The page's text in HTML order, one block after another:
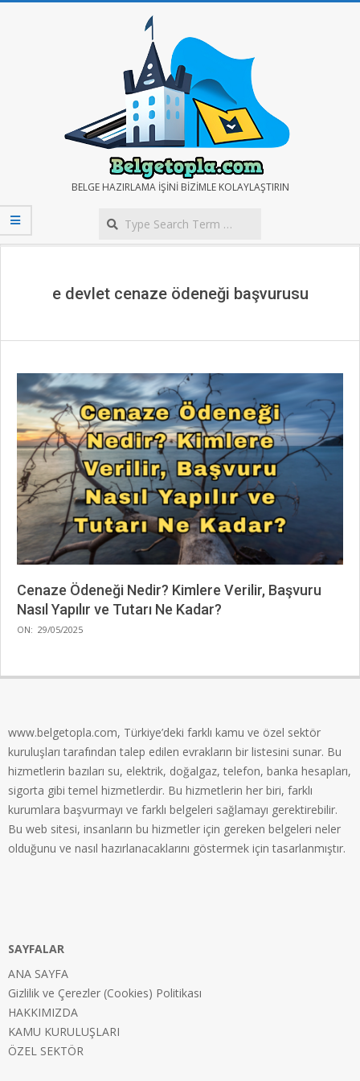
BELGE
TOPLA
BELGE HAZIRLAMA IŞINI BIZIMLE KOLAYLAŞTIRIN
e devlet cenaze ödeneği başvurusu
Cenaze Ödeneği Nedir? Kimlere Verilir, Başvuru
Nasıl Yapılır ve Tutarı Ne Kadar?
2025-
ON: 29/05/2025
www.belgetopla.com, Türkiye’deki farklı kamu ve özel sektör
kuruluşları tarafından talep edilen evrakların bir listesini sunar. Bu
hizmetlerin bazıları su, elektrik, doğalgaz, telefon, banka hesapları,
sigorta gibi temel hizmetlerdir. Bu hizmetlerin her biri, farklı
kurumlara başvurmayı ve farklı belgeleri sağlamayı gerektirebilir.
Bu web sitesi, insanların bu hizmetler için gereken belgeleri neler
olduğunu ve nasıl hazırlanacaklarını göstermek için tasarlanmıştır.
SAYFALAR
ANA SAYFA
Gizlilik ve Çerezler (Cookies) Politikası
HAKKIMIZDA
KAMU KURULUŞLARI
ÖZEL SEKTÖR